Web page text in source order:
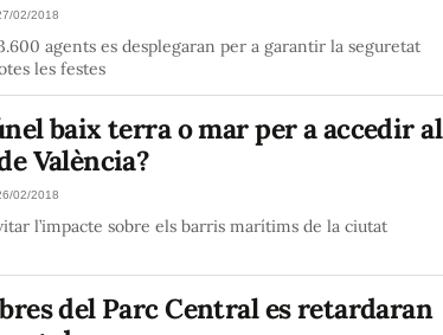
02/2018
agents es desplegaran per a garantir la seguretat
les festes
baix terra o mar per a accedir al
València?
02/2018
l’impacte sobre els barris marítims de la ciutat
del Parc Central es retardaran